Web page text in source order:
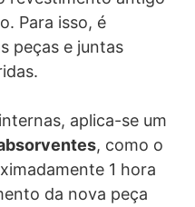
Para isso, é
peças e juntas
aplica-se um
, como o
1 hora
da nova peça
dados será realizado
sugerimos a
de privacidade e de
terceiros.
pelo tempo
para as quais
no inciso I do
ser excluídos, de
quando você